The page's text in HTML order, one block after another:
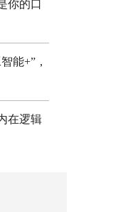
你的口
能+”，
在逻辑